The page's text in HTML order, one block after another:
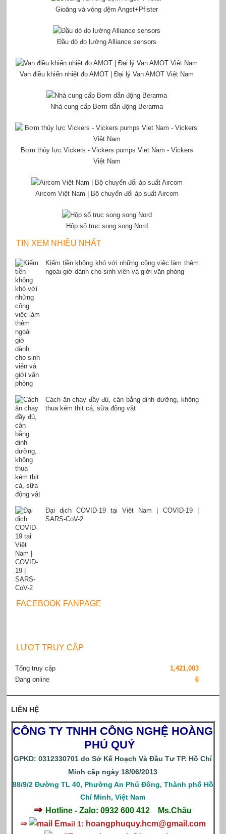
Gioăng và vòng đệm Angst+Pfister
Đầu dò đo lường Alliance sensors
Van điều khiển nhiệt đọ AMOT | Đại lý Van AMOT Việt Nam
Nhà cung cấp Bơm dẫn động Berarma
Bơm thủy lực Vickers - Vickers pumps Viet Nam - Vickers
Việt Nam
Aircom Việt Nam | Bộ chuyển đổi áp suất Aircom
Hộp số trục song song Nord
TIN XEM NHIỀU NHẤT
Kiếm tiền không khó với những công việc làm thêm
ngoài giờ dành cho sinh viên và giới văn phòng
Cách ăn chay đầy đủ, cân bằng dinh dưỡng, không
thua kém thịt cá, sữa động vật
Đại dịch COVID-19 tại Việt Nam | COVID-19 |
SARS-CoV-2
FACEBOOK FANPAGE
LƯỢT TRUY CẬP
Tổng truy cập
1,421,003
Đang online
6
LIÊN HỆ
CÔNG TY TNHH CÔNG NGHỆ HOÀNG
PHÚ QUÝ
GPKD: 0312330701 do Sở Kế Hoạch Và Đầu Tư TP. Hồ Chí
Minh cấp ngày 18/06/2013
88/9/2 Đường TL 40, Phường An Phú Đông, Thành phố Hồ
Chí Minh, Việt Nam
⇒ Hotline - Zalo: 0932 600 412
Ms.Châu
⇒
Email 1: hoangphuquy.hcm@gmail.com